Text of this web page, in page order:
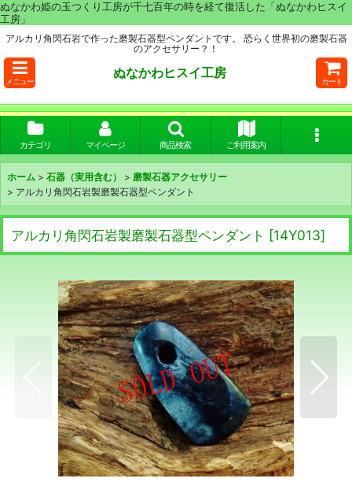
ぬなかわ姫の玉つくり工房が千七百年の時を経て復活した「ぬなかわヒスイ
工房」
アルカリ角閃石岩で作った磨製石器型ペンダントです。 恐らく世界初の磨製石器
のアクセサリー？！
メニュー
ぬなかわヒスイ工房
カート
カテゴリ マイページ 商品検索 ご利用案内
ホーム > 石器（実用含む） > 磨製石器アクセサリー
> アルカリ角閃石岩製磨製石器型ペンダント
アルカリ角閃石岩製磨製石器型ペンダント [14Y013]